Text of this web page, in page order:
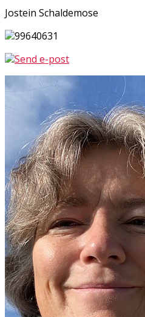
Jostein Schaldemose
99640631
Send e-post